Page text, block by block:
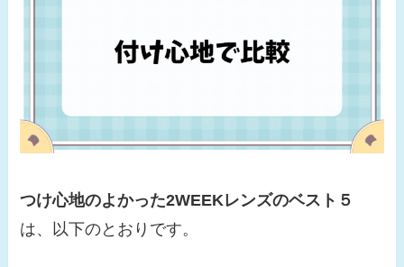
つけ心地のよかった2WEEKレンズのベスト５
は、以下のとおりです。